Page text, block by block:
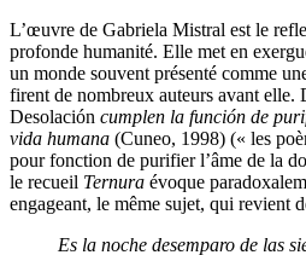
L’œuvre de Gabriela Mistral est le
profonde humanité. Elle met en
un monde souvent présenté comme
firent de nombreux auteurs avant elle.
Desolación cumplen la función de
vida humana (Cuneo, 1998) (« les
pour fonction de purifier l’âme de la
le recueil Ternura évoque
engageant, le même sujet, qui revient
Es la noche desemparo de las